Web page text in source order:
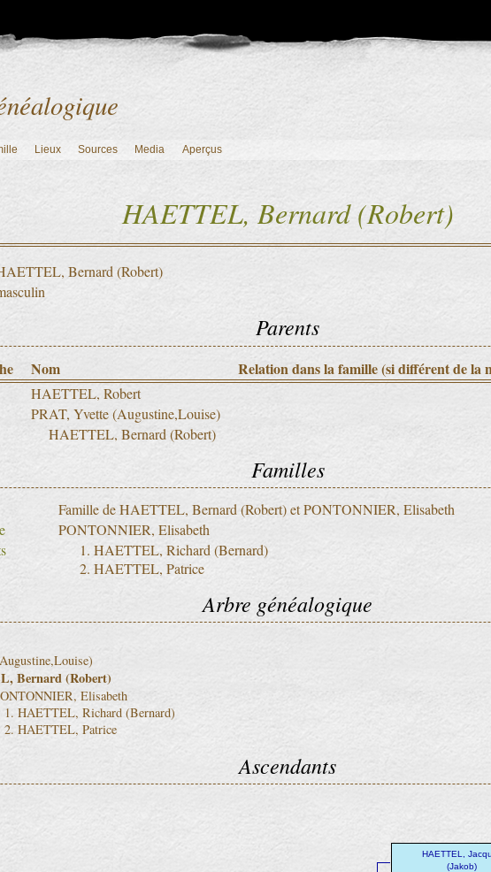
Lieux Sources Media Aperçus
HAETTEL, Bernard (Robert)
Bernard (Robert)
Parents
Nom Relation dans la famille (si différent de la
HAETTEL, Robert
PRAT, Yvette (Augustine,Louise)
HAETTEL, Bernard (Robert)
Familles
Famille de HAETTEL, Bernard (Robert) et PONTONNIER, Elisabeth
PONTONNIER, Elisabeth
HAETTEL, Richard (Bernard)
HAETTEL, Patrice
Arbre généalogique
Bernard (Robert)
Elisabeth
HAETTEL, Richard (Bernard)
HAETTEL, Patrice
Ascendants
HAETTEL,
(Jakob)